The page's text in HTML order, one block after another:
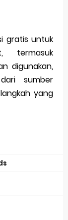
gratis untuk
termasuk
digunakan,
sumber
yang